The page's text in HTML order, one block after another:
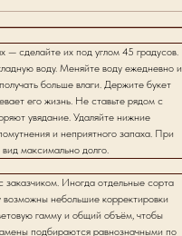
— сделайте их под углом 45 градусов.
воду. Меняйте воду ежедневно и
больше влаги. Держите букет
его жизнь. Не ставьте рядом с
увядание. Удаляйте нижние
и неприятного запаха. При
максимально долго.
Иногда отдельные сорта
возможны небольшие корректировки
гамму и общий объём, чтобы
подбираются равнозначными по